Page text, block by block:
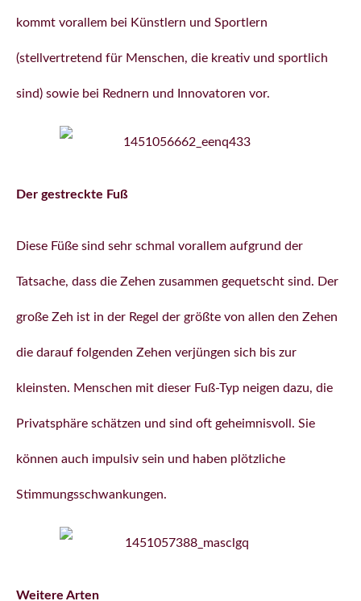
kommt vorallem bei Künstlern und Sportlern
(stellvertretend für Menschen, die kreativ und sportlich
sind) sowie bei Rednern und Innovatoren vor.
Der gestreckte Fuß
Diese Füße sind sehr schmal vorallem aufgrund der
Tatsache, dass die Zehen zusammen gequetscht sind. Der
große Zeh ist in der Regel der größte von allen den Zehen
die darauf folgenden Zehen verjüngen sich bis zur
kleinsten. Menschen mit dieser Fuß-Typ neigen dazu, die
Privatsphäre schätzen und sind oft geheimnisvoll. Sie
können auch impulsiv sein und haben plötzliche
Stimmungsschwankungen.
Weitere Arten